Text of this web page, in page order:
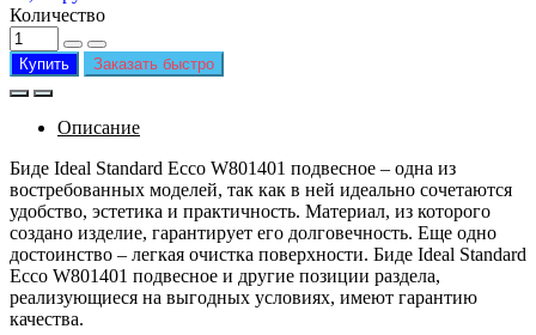
Количество
Купить Заказать быстро
Описание
Биде Ideal Standard Ecco W801401 подвесное – одна из
востребованных моделей, так как в ней идеально сочетаются
удобство, эстетика и практичность. Материал, из которого
создано изделие, гарантирует его долговечность. Еще одно
достоинство – легкая очистка поверхности. Биде Ideal Standard
Ecco W801401 подвесное и другие позиции раздела,
реализующиеся на выгодных условиях, имеют гарантию
качества.